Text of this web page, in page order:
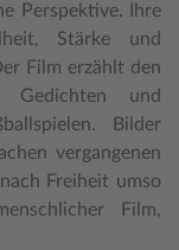
Perspektive. Ihre
Stärke und
Film erzählt den
Gedichten und
Bilder
vergangenen
Freiheit umso
Film,